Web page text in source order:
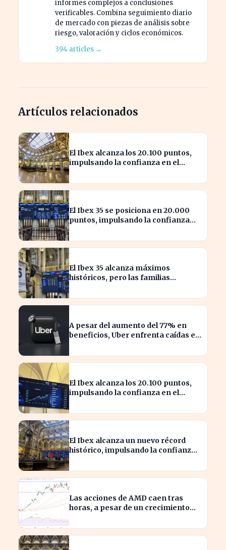
informes complejos a conclusiones
verificables. Combina seguimiento diario
de mercado con piezas de análisis sobre
riesgo, valoración y ciclos económicos.
394 articles →
Artículos relacionados
El Ibex alcanza los 20.100 puntos,
impulsando la confianza en el
El Ibex 35 se posiciona en 20.000
puntos, impulsando la confianza
El Ibex 35 alcanza máximos
históricos, pero las familias
A pesar del aumento del 77% en
beneficios, Uber enfrenta caídas en
El Ibex alcanza los 20.100 puntos,
impulsando la confianza en el
El Ibex alcanza un nuevo récord
histórico, impulsando la confianza
Las acciones de AMD caen tras
horas, a pesar de un crecimiento